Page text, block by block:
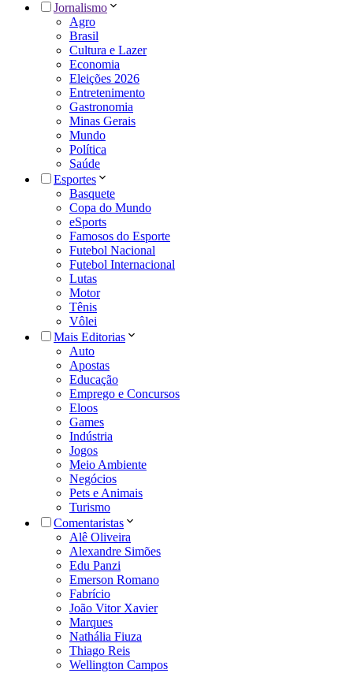
Jornalismo
Agro
Brasil
Cultura e Lazer
Economia
Eleições 2026
Entretenimento
Gastronomia
Minas Gerais
Mundo
Política
Saúde
Esportes
Basquete
Copa do Mundo
eSports
Famosos do Esporte
Futebol Nacional
Futebol Internacional
Lutas
Motor
Tênis
Vôlei
Mais Editorias
Auto
Apostas
Educação
Emprego e Concursos
Eloos
Games
Indústria
Jogos
Meio Ambiente
Negócios
Pets e Animais
Turismo
Comentaristas
Alê Oliveira
Alexandre Simões
Edu Panzi
Emerson Romano
Fabrício
João Vitor Xavier
Marques
Nathália Fiuza
Thiago Reis
Wellington Campos